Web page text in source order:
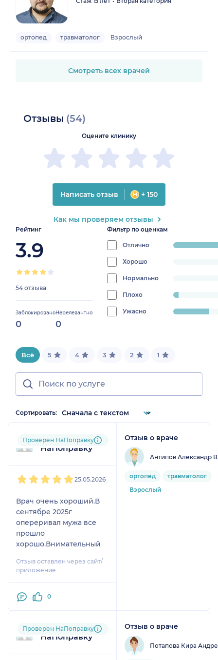
ортопед травматолог Взрослый
Смотреть всех врачей
Отзывы (54)
Рейтинг
3.9
54 отзыва
Заблокировано
0
Нерелевантно
0
Фильтр по оценкам
Отлично
progress:
72.22222222222221%
Хорошо
0%
Нормально
0%
Плохо
3.7037037037037033%
Ужасно
progress:
24.074074074074073%
Оцените клинику
Написать отзыв + 150
Как мы проверяем отзывы
Всё 5 4 3 2 1
Сортировать:
Пользователь
НаПоправку
Проверен НаПоправку
25.05.2026
Врач очень хороший.В
сентябре 2025г
опереривал мужа все
прошло
хорошо.Внимательный
Отзыв оставлен через сайт/
приложение
0
Отзыв о враче
Антипов Александр
ортопед
травматолог
Взрослый
Пользователь
НаПоправку
Проверен НаПоправку Отзыв о враче
Потапова Кира